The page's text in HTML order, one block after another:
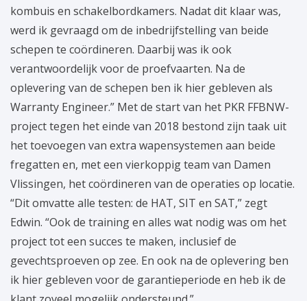
kombuis en schakelbordkamers. Nadat dit klaar was,
werd ik gevraagd om de inbedrijfstelling van beide
schepen te coördineren. Daarbij was ik ook
verantwoordelijk voor de proefvaarten. Na de
oplevering van de schepen ben ik hier gebleven als
Warranty Engineer.” Met de start van het PKR FFBNW-
project tegen het einde van 2018 bestond zijn taak uit
het toevoegen van extra wapensystemen aan beide
fregatten en, met een vierkoppig team van Damen
Vlissingen, het coördineren van de operaties op locatie.
“Dit omvatte alle testen: de HAT, SIT en SAT,” zegt
Edwin. “Ook de training en alles wat nodig was om het
project tot een succes te maken, inclusief de
gevechtsproeven op zee. En ook na de oplevering ben
ik hier gebleven voor de garantieperiode en heb ik de